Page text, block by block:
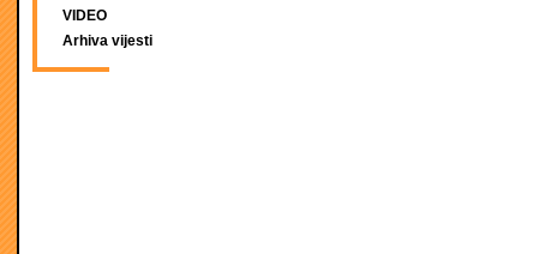
VIDEO
Arhiva vijesti